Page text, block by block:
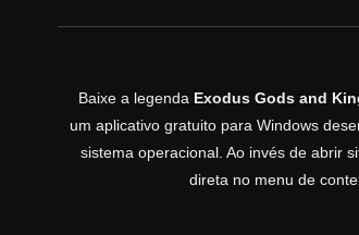
Baixe a legenda Exodus Gods and
um aplicativo gratuito para Windows
sistema operacional. Ao invés de abrir
direta no menu de